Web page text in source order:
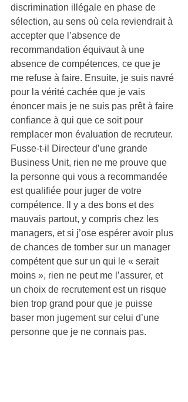
discrimination illégale en phase de
sélection, au sens où cela reviendrait à
accepter que l’absence de
recommandation équivaut à une
absence de compétences, ce que je
me refuse à faire. Ensuite, je suis navré
pour la vérité cachée que je vais
énoncer mais je ne suis pas prêt à faire
confiance à qui que ce soit pour
remplacer mon évaluation de recruteur.
Fusse-t-il Directeur d’une grande
Business Unit, rien ne me prouve que
la personne qui vous a recommandée
est qualifiée pour juger de votre
compétence. Il y a des bons et des
mauvais partout, y compris chez les
managers, et si j’ose espérer avoir plus
de chances de tomber sur un manager
compétent que sur un qui le « serait
moins », rien ne peut me l’assurer, et
un choix de recrutement est un risque
bien trop grand pour que je puisse
baser mon jugement sur celui d’une
personne que je ne connais pas.